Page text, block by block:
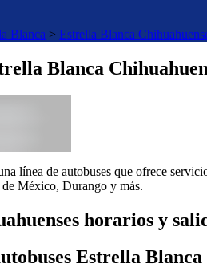
Blanca > Estrella Blanca
Blanca
línea de autobuses que ofrece
México, Durango y más.
horarios y
Estrella